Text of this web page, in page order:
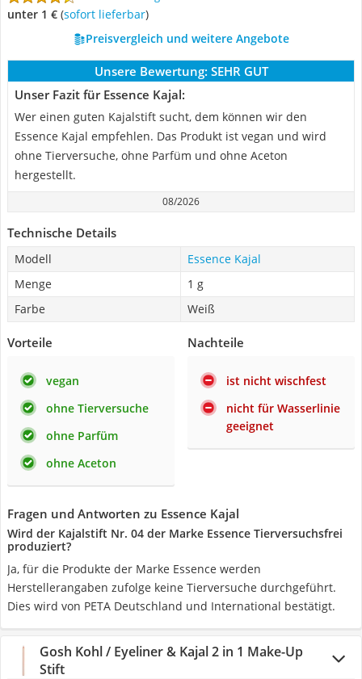
unter 1 € ( Sofort lieferbar)
Preisvergleich und weitere Angebote
Unsere Bewertung: SEHR GUT
Unser Fazit für Essence Kajal:
Wer einen guten Kajalstift sucht, dem können wir den
Essence Kajal empfehlen. Das Produkt ist vegan und wird
ohne Tierversuche, ohne Parfüm und ohne Aceton
hergestellt.
08/2026
Technische Details
Modell
Essence Kajal
Menge
1 g
Farbe
Weiß
Vorteile
vegan
ohne Tierversuche
ohne Parfüm
ohne Aceton
Nachteile
ist nicht wischfest
nicht für Wasserlinie
geeignet
Fragen und Antworten zu Essence Kajal
Wird der Kajalstift Nr. 04 der Marke Essence Tierversuchsfrei
produziert?
Ja, für die Produkte der Marke Essence werden
Herstellerangaben zufolge keine Tierversuche durchgeführt.
Dies wird von PETA Deutschland und International bestätigt.
Gosh Kohl / Eyeliner & Kajal 2 in 1 Make-Up
Stift